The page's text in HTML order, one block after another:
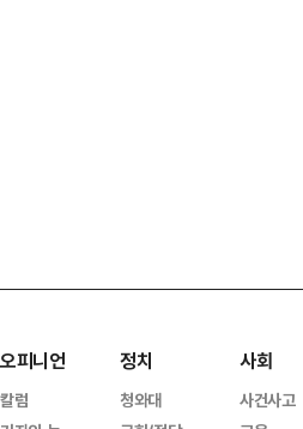
오피니언
칼럼
정치
청와대
사회
사건사고